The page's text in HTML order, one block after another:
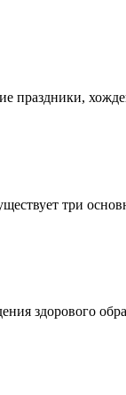
праздники,
три
здорового